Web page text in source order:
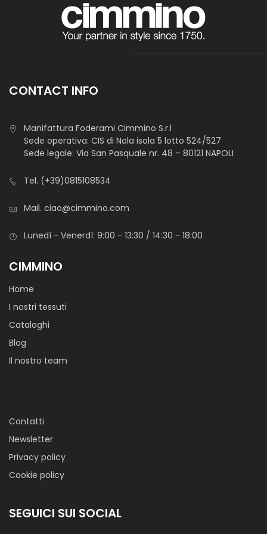
CONTACT INFO
Manifattura Foderami Cimmino S.r.l
Sede operativa: CIS di Nola isola 5 lotto 524/527
Sede legale: Via San Pasquale nr. 48 – 80121 NAPOLI
Tel. (+39)0815108534
Mail. ciao@cimmino.com
Lunedì - Venerdì: 9:00 - 13:30 / 14:30 - 18:00
CIMMINO
Home
I nostri tessuti
Cataloghi
Blog
Il nostro team
Contatti
Newsletter
Privacy policy
Cookie policy
SEGUICI SUI SOCIAL